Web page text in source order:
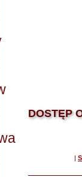
DOSTĘP
|